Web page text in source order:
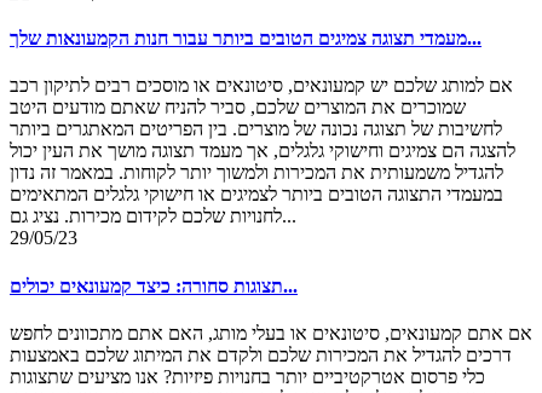
מעמדי תצוגה צמיגים הטובים ביותר עבור חנות הקמעונאות שלך...
אם למותג שלכם יש קמעונאים, סיטונאים או מוסכים רבים לתיקון רכב
שמוכרים את המוצרים שלכם, סביר להניח שאתם מודעים היטב
לחשיבות של תצוגה נכונה של מוצרים. בין הפריטים המאתגרים ביותר
להצגה הם צמיגים וחישוקי גלגלים, אך מעמד תצוגה מושך את העין יכול
להגדיל משמעותית את המכירות ולמשוך יותר לקוחות. במאמר זה נדון
במעמדי התצוגה הטובים ביותר לצמיגים או חישוקי גלגלים המתאימים
לחנויות שלכם לקידום מכירות. נציג גם...
29/05/23
תצוגות סחורה: כיצד קמעונאים יכולים...
אם אתם קמעונאים, סיטונאים או בעלי מותג, האם אתם מתכוונים לחפש
דרכים להגדיל את המכירות שלכם ולקדם את המיתוג שלכם באמצעות
כלי פרסום אטרקטיביים יותר בחנויות פיזיות? אנו מציעים שתצוגות